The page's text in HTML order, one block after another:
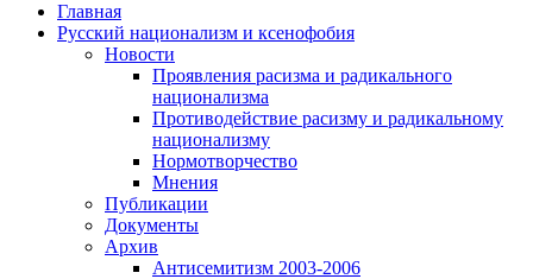
Главная
Русский национализм и ксенофобия
Новости
Проявления расизма и радикального
национализма
Противодействие расизму и радикальному
национализму
Нормотворчество
Мнения
Публикации
Документы
Архив
Антисемитизм 2003-2006